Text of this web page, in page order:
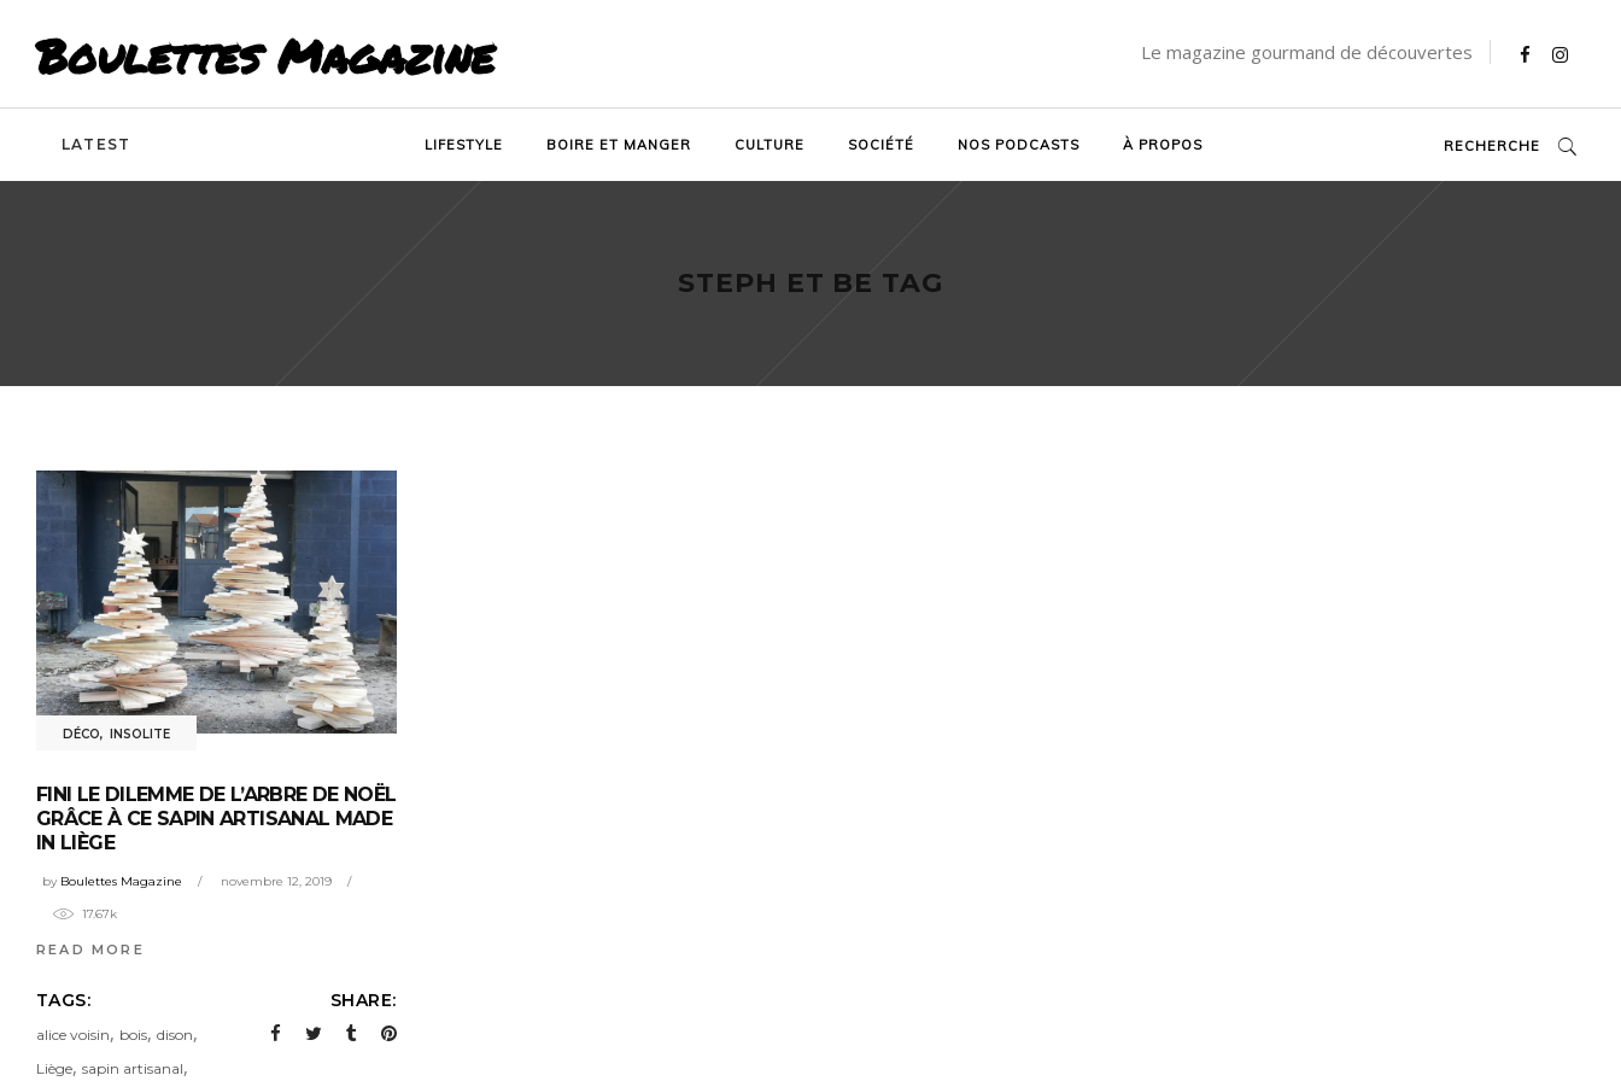
Boulettes Magazine Le magazine gourmand de découvertes
LATEST LIFESTYLE BOIRE ET MANGER CULTURE SOCIÉTÉ NOS PODCASTS À PROPOS RECHERCHE
STEPH ET BE TAG
DÉCO, INSOLITE
FINI LE DILEMME DE L’ARBRE DE NOËL
GRÂCE À CE SAPIN ARTISANAL MADE
IN LIÈGE
by Boulettes Magazine novembre 12, 2019
17.67k
READ MORE
TAGS:
alice voisin, bois, dison,
Liège, sapin artisanal,
SHARE: